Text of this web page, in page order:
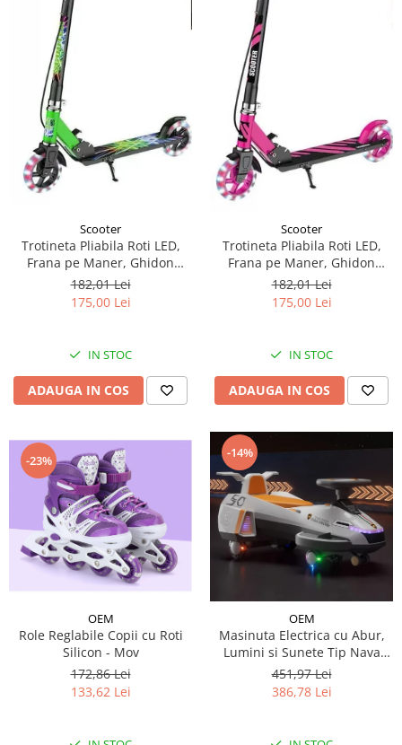
Scooter
Trotineta Pliabila Roti LED,
Frana pe Maner, Ghidon
Reglabil - Verde
182,01 Lei
175,00 Lei
IN STOC
ADAUGA IN COS
Scooter
Trotineta Pliabila Roti LED,
Frana pe Maner, Ghidon
Reglabil - Roz
182,01 Lei
175,00 Lei
IN STOC
ADAUGA IN COS
-23%
OEM
Role Reglabile Copii cu Roti
Silicon - Mov
172,86 Lei
133,62 Lei
-14%
OEM
Masinuta Electrica cu Abur,
Lumini si Sunete Tip Nava
Spatiala
451,97 Lei
386,78 Lei